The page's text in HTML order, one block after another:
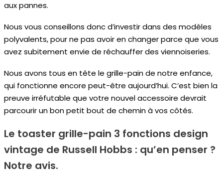
aux pannes.
Nous vous conseillons donc d’investir dans des modèles
polyvalents, pour ne pas avoir en changer parce que vous
avez subitement envie de réchauffer des viennoiseries.
Nous avons tous en tête le grille-pain de notre enfance,
qui fonctionne encore peut-être aujourd’hui. C’est bien la
preuve irréfutable que votre nouvel accessoire devrait
parcourir un bon petit bout de chemin à vos côtés.
Le toaster grille-pain 3 fonctions design
vintage de Russell Hobbs : qu’en penser ?
Notre avis.